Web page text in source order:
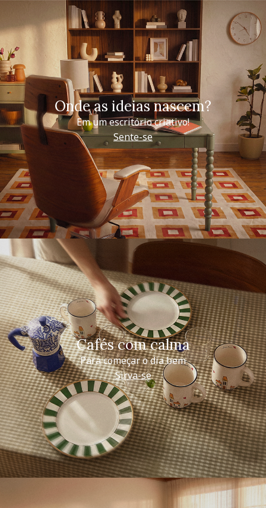
Onde as ideias nascem?
Em um escritório criativo!
Sente-se
Cafés com calma
Para começar o dia bem
Sirva-se